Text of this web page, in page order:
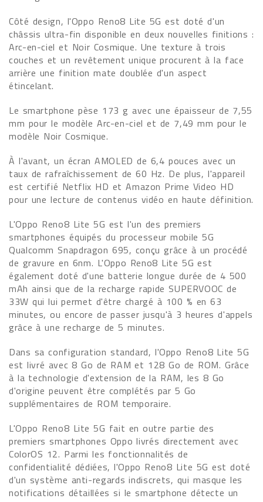
Côté design, l'Oppo Reno8 Lite 5G est doté d'un
châssis ultra-fin disponible en deux nouvelles finitions :
Arc-en-ciel et Noir Cosmique. Une texture à trois
couches et un revêtement unique procurent à la face
arrière une finition mate doublée d'un aspect
étincelant.
Le smartphone pèse 173 g avec une épaisseur de 7,55
mm pour le modèle Arc-en-ciel et de 7,49 mm pour le
modèle Noir Cosmique.
À l'avant, un écran AMOLED de 6,4 pouces avec un
taux de rafraîchissement de 60 Hz. De plus, l'appareil
est certifié Netflix HD et Amazon Prime Video HD
pour une lecture de contenus vidéo en haute définition.
L'Oppo Reno8 Lite 5G est l'un des premiers
smartphones équipés du processeur mobile 5G
Qualcomm Snapdragon 695, conçu grâce à un procédé
de gravure en 6nm. L'Oppo Reno8 Lite 5G est
également doté d'une batterie longue durée de 4 500
mAh ainsi que de la recharge rapide SUPERVOOC de
33W qui lui permet d'être chargé à 100 % en 63
minutes, ou encore de passer jusqu'à 3 heures d'appels
grâce à une recharge de 5 minutes.
Dans sa configuration standard, l'Oppo Reno8 Lite 5G
est livré avec 8 Go de RAM et 128 Go de ROM. Grâce
à la technologie d'extension de la RAM, les 8 Go
d'origine peuvent être complétés par 5 Go
supplémentaires de ROM temporaire.
L'Oppo Reno8 Lite 5G fait en outre partie des
premiers smartphones Oppo livrés directement avec
ColorOS 12. Parmi les fonctionnalités de
confidentialité dédiées, l'Oppo Reno8 Lite 5G est doté
d'un système anti-regards indiscrets, qui masque les
notifications détaillées si le smartphone détecte un